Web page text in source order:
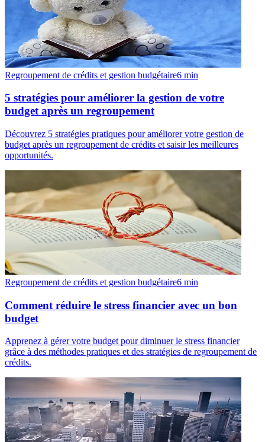
Regroupement de crédits et gestion budgétaire6 min
5 stratégies pour améliorer la gestion de votre
budget après un regroupement
Découvrez 5 stratégies pratiques pour améliorer votre gestion de
budget après un regroupement de crédits et saisir les meilleures
opportunités.
Regroupement de crédits et gestion budgétaire6 min
Comment réduire le stress financier avec un bon
budget
Apprenez à gérer votre budget pour diminuer le stress financier
grâce à des méthodes pratiques et des stratégies de regroupement de
crédits.